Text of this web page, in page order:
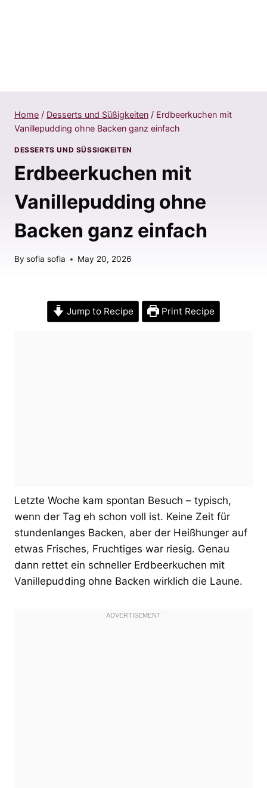
Home / Desserts und Süßigkeiten / Erdbeerkuchen mit
Vanillepudding ohne Backen ganz einfach
DESSERTS UND SÜSSIGKEITEN
Erdbeerkuchen mit
Vanillepudding ohne
Backen ganz einfach
By sofia sofia May 20, 2026
Jump to Recipe Print Recipe
Letzte Woche kam spontan Besuch – typisch,
wenn der Tag eh schon voll ist. Keine Zeit für
stundenlanges Backen, aber der Heißhunger auf
etwas Frisches, Fruchtiges war riesig. Genau
dann rettet ein schneller Erdbeerkuchen mit
Vanillepudding ohne Backen wirklich die Laune.